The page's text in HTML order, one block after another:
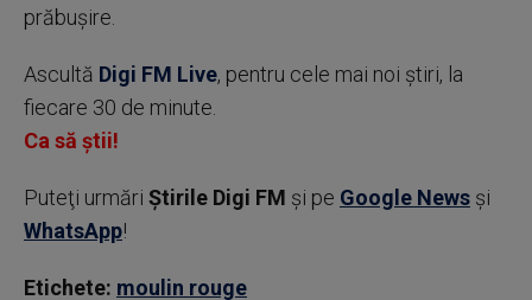
prăbuşire.
Ascultă Digi FM Live, pentru cele mai noi știri, la
fiecare 30 de minute.
Ca să știi!
Puteţi urmări Știrile Digi FM şi pe Google News şi
WhatsApp!
Etichete: moulin rouge